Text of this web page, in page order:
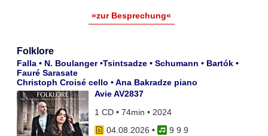
»zur Besprechung«
Folklore
Falla • N. Boulanger •Tsintsadze • Schumann • Bartók •
Fauré Sarasate
Christoph Croisé cello • Ana Bakradze piano
Avie AV2837
1 CD • 74min • 2024
04.08.2026 •
9 9 9